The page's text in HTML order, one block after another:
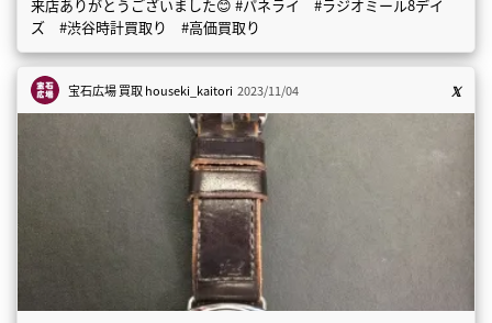
来店ありがとうございました😊 #パネライ #ラジオミール8デイ
ズ #渋谷時計買取り #高価買取り
宝石広場 買取houseki_kaitori 2023/11/04